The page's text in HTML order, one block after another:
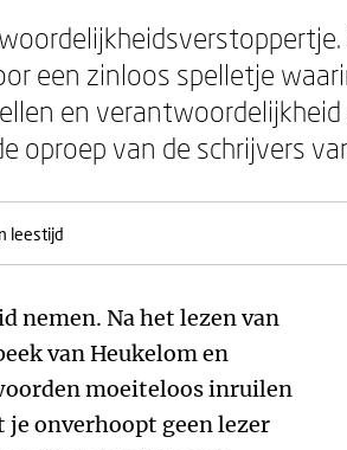
een zinloos spelletje
en
oproep van de schrijvers
leestijd
nemen. Na het lezen van
van Heukelom en
moeiteloos inruilen
je onverhoopt geen lezer